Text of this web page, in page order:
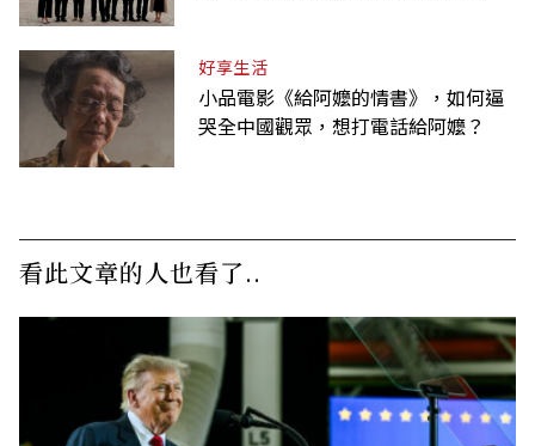
好享生活
小品電影《給阿嬤的情書》，如何逼
哭全中國觀眾，想打電話給阿嬤？
看此文章的人也看了..